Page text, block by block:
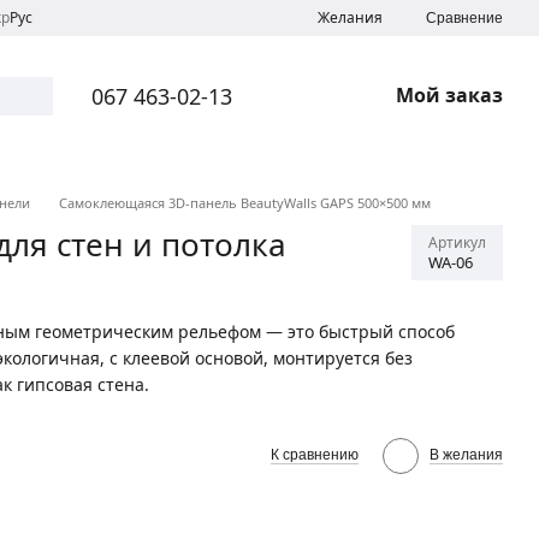
Рус Желания Сравнение
067 463-02-13 Мой заказ
Самоклеющаяся 3D-панель BeautyWalls GAPS 500×500 мм
стен и потолка Артикул
WA-06
геометрическим рельефом — это быстрый способ
с клеевой основой, монтируется без
гипсовая стена.
К сравнению В желания